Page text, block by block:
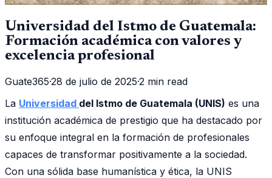
Universidad del Istmo de Guatemala:
Formación académica con valores y
excelencia profesional
Guate365·28 de julio de 2025·2 min read
La Universidad del Istmo de Guatemala (UNIS) es una
institución académica de prestigio que ha destacado por
su enfoque integral en la formación de profesionales
capaces de transformar positivamente a la sociedad.
Con una sólida base humanística y ética, la UNIS